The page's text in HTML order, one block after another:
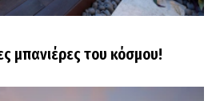
μπανιέρες του κόσμου!